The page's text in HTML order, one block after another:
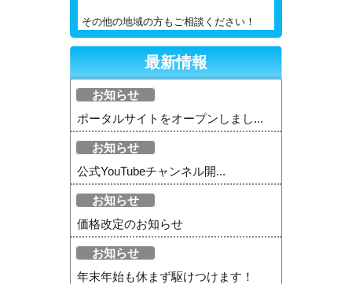
その他の地域の方もご相談ください！
最新情報
お知らせ
ポータルサイトをオープンしまし...
お知らせ
公式YouTubeチャンネル開...
お知らせ
価格改定のお知らせ
お知らせ
年末年始も休まず駆けつけます！